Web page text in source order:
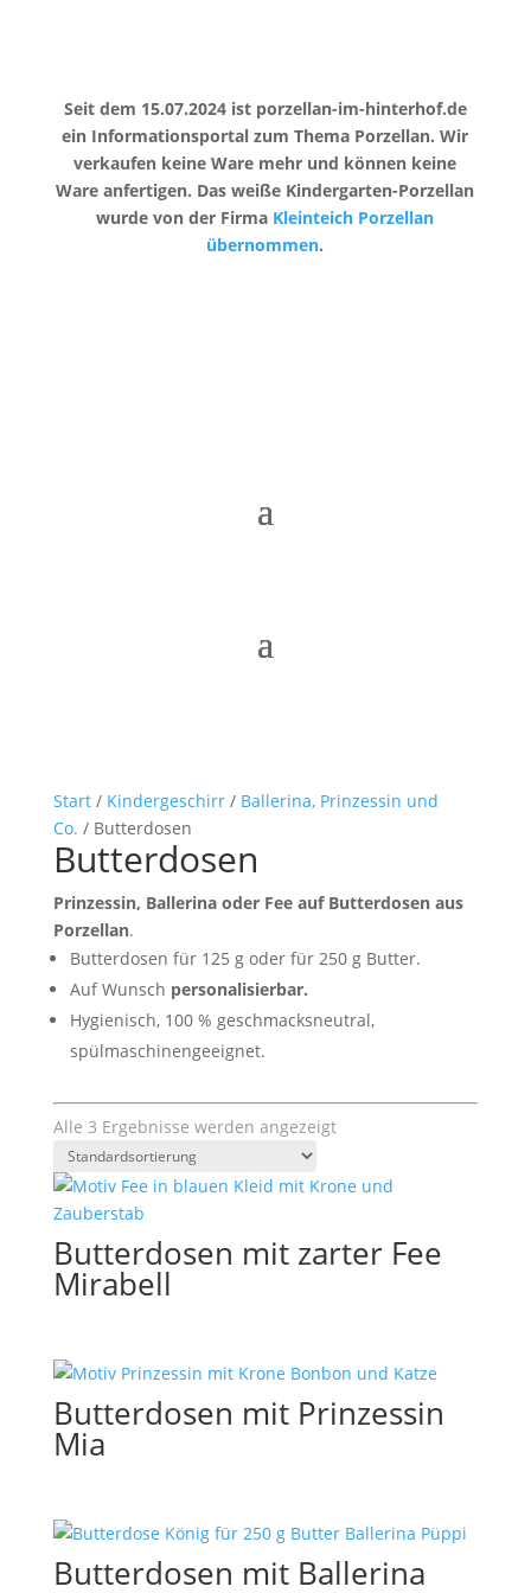
Seit dem 15.07.2024 ist porzellan-im-hinterhof.de
ein Informationsportal zum Thema Porzellan. Wir
verkaufen keine Ware mehr und können keine
Ware anfertigen. Das weiße Kindergarten-Porzellan
wurde von der Firma Kleinteich Porzellan
übernommen.
Start/ Kindergeschirr/ Ballerina, Prinzessin und
Co. / Butterdosen
Butterdosen
Prinzessin, Ballerina oder Fee auf Butterdosen aus
Porzellan.
Butterdosen für 125 g oder für 250 g Butter.
Auf Wunsch personalisierbar.
Hygienisch, 100 % geschmacksneutral,
spülmaschinengeeignet.
Alle 3 Ergebnisse werden angezeigt
Butterdosen mit zarter Fee
Mirabell
Butterdosen mit Prinzessin
Mia
Butterdosen mit Ballerina